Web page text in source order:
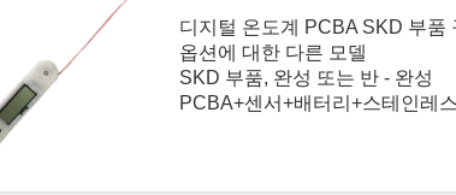
디지털 온도계 PCBA SKD 부품
옵션에 대한 다른 모델
SKD 부품, 완성 또는 반 - 완성
PCBA+센서+배터리+스테인레